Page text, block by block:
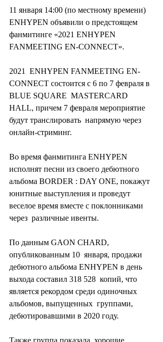
11 января 14:00 (по местному времени)
ENHYPEN объявили о предстоящем
фанмитинге «2021 ENHYPEN
FANMEETING EN-CONNECT».
2021  ENHYPEN FANMEETING EN-
CONNECT состоится с 6 по 7 февраля в
BLUE SQUARE  MASTERCARD
HALL, причем 7 февраля мероприятие
будут транслировать  напрямую через
онлайн-стриминг.
Во время фанмитинга ENHYPEN
исполнят песни из своего дебютного
альбома BORDER : DAY ONE, покажут
юнитные выступления и проведут
веселое время вместе с поклонниками
через  различные ивенты.
По данным GAON CHARD,
опубликованным 10  января, продажи
дебютного альбома ENHYPEN в день
выхода составил 318 528  копий, что
является рекордом среди одиночных
альбомов, выпущенных  группами,
дебютировавшими в 2020 году.
Также группа показала  хорошие